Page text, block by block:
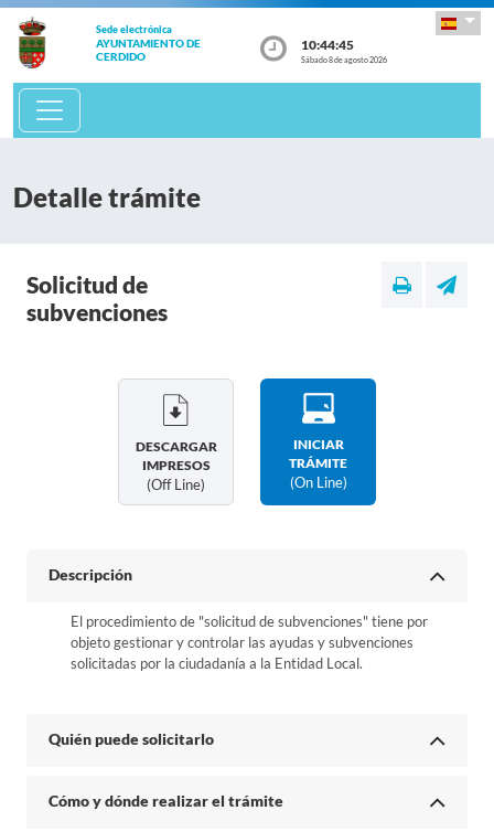
Sede electrónica
AYUNTAMIENTO DE
CERDIDO
10:44:45
Sábado 8 de agosto 2026
Detalle trámite
Solicitud de
subvenciones
DESCARGAR
IMPRESOS
(off Line)
INICIAR
TRÁMITE
(on Line)
Descripción
El procedimiento de "solicitud de subvenciones" tiene por
objeto gestionar y controlar las ayudas y subvenciones
solicitadas por la ciudadanía a la Entidad Local.
Quién puede solicitarlo
Cómo y dónde realizar el trámite